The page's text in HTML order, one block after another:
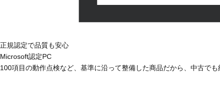
正規認定で品質も安心
Microsoft認定PC
100項目の動作点検など、基準に沿って整備した商品だから、中古で